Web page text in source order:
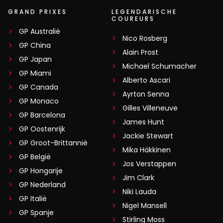
GRAND PRIXES
GP Australië
GP China
GP Japan
GP Miami
GP Canada
GP Monaco
GP Barcelona
GP Oostenrijk
GP Groot-Brittannië
GP België
GP Hongarije
GP Nederland
GP Italië
GP Spanje
LEGENDARISCHE
COUREURS
Nico Rosberg
Alain Prost
Michael Schumacher
Alberto Ascari
Ayrton Senna
Gilles Villeneuve
James Hunt
Jackie Stewart
Mika Häkkinen
Jos Verstappen
Jim Clark
Niki Lauda
Nigel Mansell
Stirling Moss